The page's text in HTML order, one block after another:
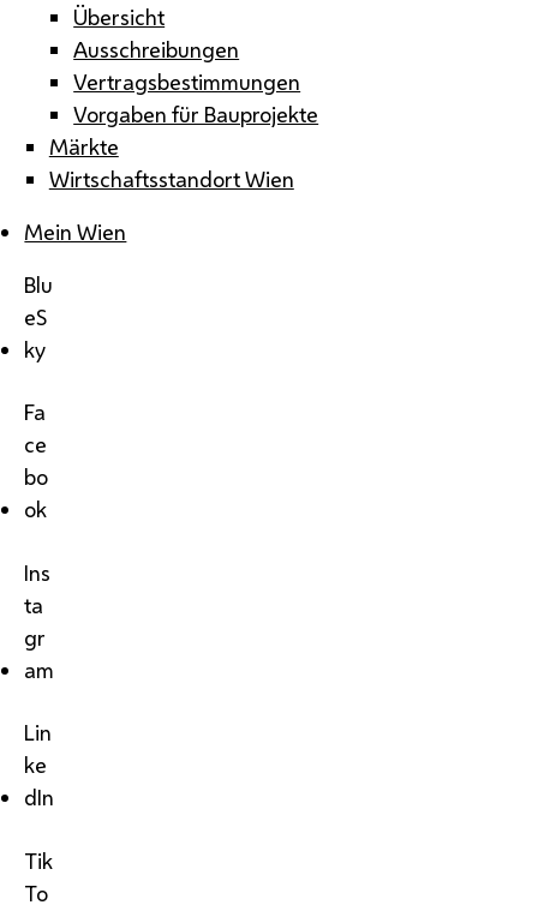
Übersicht
Ausschreibungen
Vertragsbestimmungen
Vorgaben für Bauprojekte
Märkte
Wirtschaftsstandort Wien
Mein Wien
Blu
eS
ky
Fa
ce
bo
ok
Ins
ta
gr
am
Lin
ke
dIn
Tik
To